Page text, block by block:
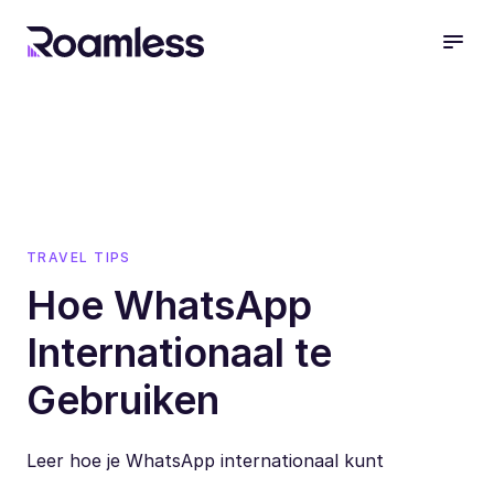
TRAVEL TIPS
Hoe WhatsApp
Internationaal te
Gebruiken
Leer hoe je WhatsApp internationaal kunt